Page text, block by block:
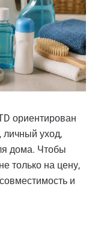
ориентирован
личный уход,
дома. Чтобы
только на цену,
и